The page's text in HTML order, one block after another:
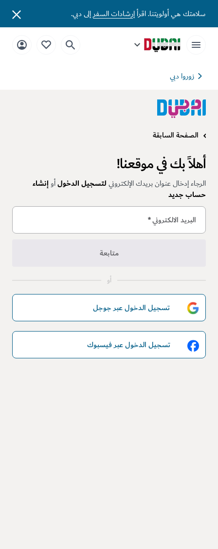
سلامتك هي أولويتنا. اقرأإرشادات السفرإلى دبي.
زوروا دبي
الصفحة السابقة
أهلاً بك في موقعنا!
الرجاء إدخال عنوان بريدك الإلكترونيلتسجيل الدخولأوإنشاء
حساب جديد
البريد الالكتروني*
متابعة
أو
تسجيل الدخول عبر جوجل
تسجيل الدخول عبر فيسبوك